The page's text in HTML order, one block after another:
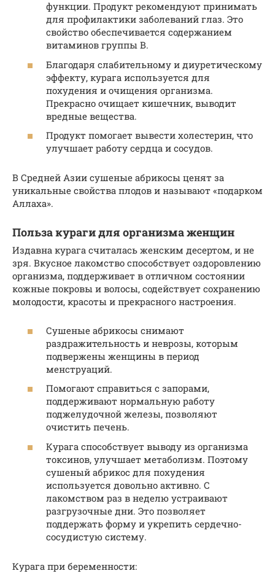
функции. Продукт рекомендуют принимать
для профилактики заболеваний глаз. Это
свойство обеспечивается содержанием
витаминов группы В.
Благодаря слабительному и диуретическому
эффекту, курага используется для
похудения и очищения организма.
Прекрасно очищает кишечник, выводит
вредные вещества.
Продукт помогает вывести холестерин, что
улучшает работу сердца и сосудов.
В Средней Азии сушеные абрикосы ценят за
уникальные свойства плодов и называют «подарком
Аллаха».
Польза кураги для организма женщин
Издавна курага считалась женским десертом, и не
зря. Вкусное лакомство способствует оздоровлению
организма, поддерживает в отличном состоянии
кожные покровы и волосы, содействует сохранению
молодости, красоты и прекрасного настроения.
Сушеные абрикосы снимают
раздражительность и неврозы, которым
подвержены женщины в период
менструаций.
Помогают справиться с запорами,
поддерживают нормальную работу
поджелудочной железы, позволяют
очистить печень.
Курага способствует выводу из организма
токсинов, улучшает метаболизм. Поэтому
сушеный абрикос для похудения
используется довольно активно. С
лакомством раз в неделю устраивают
разгрузочные дни. Это позволяет
поддержать форму и укрепить сердечно-
сосудистую систему.
Курага при беременности: